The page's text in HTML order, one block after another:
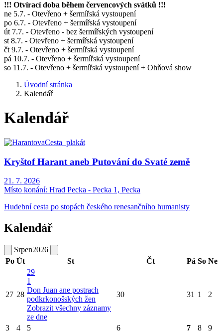
!!! Otvírací doba během červencových svátků !!!
ne 5.7. - Otevřeno + šermířská vystoupení
po 6.7. - Otevřeno + šermířská vystoupení
út 7.7. - Otevřeno - bez šermířských vystoupení
st 8.7. - Otevřeno + šermířská vystoupení
čt 9.7. - Otevřeno + šermířská vystoupení
pá 10.7. - Otevřeno + šermířská vystoupení
so 11.7. - Otevřeno + šermířská vystoupení + Ohňová show
Úvodní stránka
Kalendář
Kalendář
Kryštof Harant aneb Putování do Svaté země
21. 7. 2026
Místo konání: Hrad Pecka - Pecka 1, Pecka
Hudební cesta po stopách českého renesančního humanisty
Kalendář
Srpen2026
Po Út St Čt Pá So Ne
27 28
29
1
Don Juan ane postrach
podkrkonošských žen
Zobrazit všechny záznamy
ze dne
30 31 1 2
3 4 5 6 7 8 9